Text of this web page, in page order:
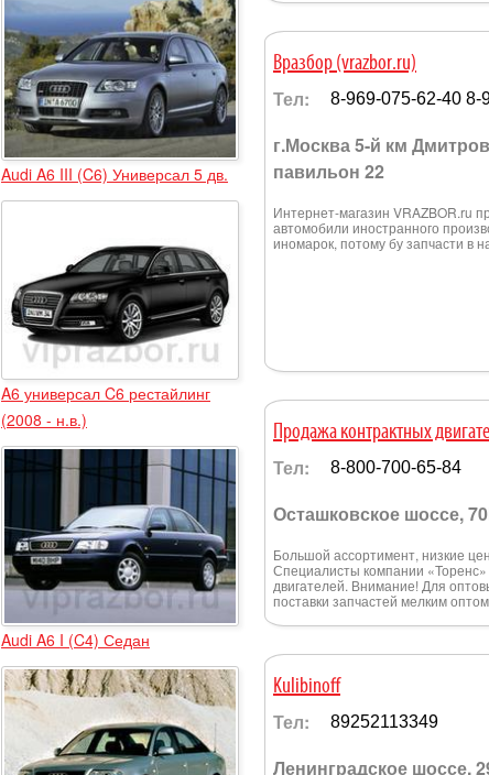
Audi A6 III (C6) Универсал 5 дв.
A6 универсал C6 рестайлинг
(2008 - н.в.)
Audi A6 I (C4) Седан
Вразбор (vrazbor.ru)
Тел: 8-969-075-62-40 8-
г.Москва 5-й км
павильон 22
Интернет-магазин VRAZBOR.ru
автомобили иностранного
иномарок, потому бу запчасти в
Продажа контрактных
Тел: 8-800-700-65-84
Осташковское шоссе,
Большой ассортимент, низкие
Специалисты компании
двигателей. Внимание! Для
поставки запчастей мелким
Kulibinoff
Тел: 89252113349
Ленинградское шоссе,